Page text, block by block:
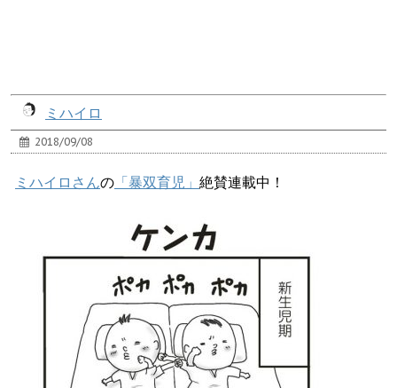
ミハイロ
2018/09/08
ミハイロさんの 「暴双育児」 絶賛連載中！